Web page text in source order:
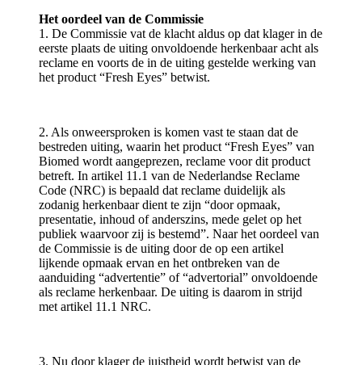
Het oordeel van de Commissie
1. De Commissie vat de klacht aldus op dat klager in de
eerste plaats de uiting onvoldoende herkenbaar acht als
reclame en voorts de in de uiting gestelde werking van
het product “Fresh Eyes” betwist.
2. Als onweersproken is komen vast te staan dat de
bestreden uiting, waarin het product “Fresh Eyes” van
Biomed wordt aangeprezen, reclame voor dit product
betreft. In artikel 11.1 van de Nederlandse Reclame
Code (NRC) is bepaald dat reclame duidelijk als
zodanig herkenbaar dient te zijn “door opmaak,
presentatie, inhoud of anderszins, mede gelet op het
publiek waarvoor zij is bestemd”. Naar het oordeel van
de Commissie is de uiting door de op een artikel
lijkende opmaak ervan en het ontbreken van de
aanduiding “advertentie” of “advertorial” onvoldoende
als reclame herkenbaar. De uiting is daarom in strijd
met artikel 11.1 NRC.
3. Nu door klager de juistheid wordt betwist van de